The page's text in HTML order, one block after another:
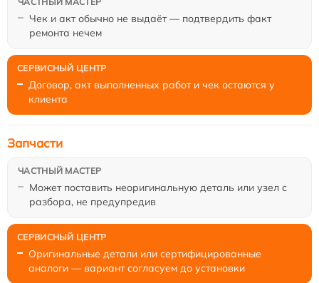
Чек и акт обычно не выдаёт — подтвердить факт
ремонта нечем
Договор, акт выполненных работ и чек остаются у
клиента
Может поставить неоригинальную деталь или узел с
разбора, не предупредив
Запчасти
Оригинальные детали или сертифицированные
аналоги — вариант согласуем до установки